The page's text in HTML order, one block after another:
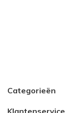
Categorieën